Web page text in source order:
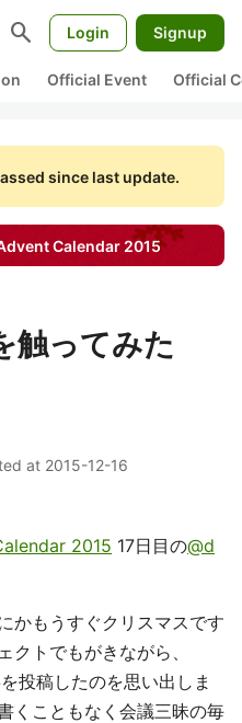
search Login Signup
Official Event Official
since last update.
Calendar 2015
触ってみた
at 2015-12-16
2015 17日目の@d
かもうすぐクリスマスです
クトでもがきながら、
投稿したのを思い出しま
くこともなく会議三昧の毎